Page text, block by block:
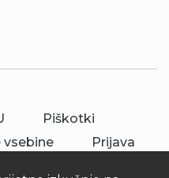
Piškotki
vsebine
Prijava